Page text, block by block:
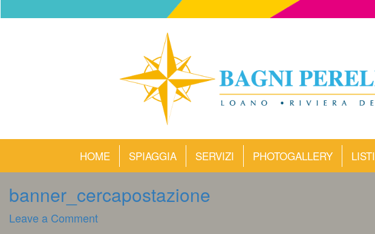
HOME SPIAGGIA SERVIZI PHOTOGALLERY
banner_cercapostazione
Leave a Commenton